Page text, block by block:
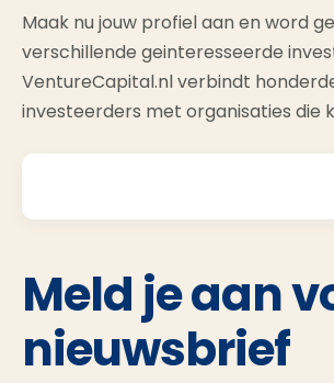
Maak nu jouw profiel aan en word
verschillende geinteresseerde
VentureCapital.nl verbindt
investeerders met organisaties die
Meld je aan
nieuwsbrief